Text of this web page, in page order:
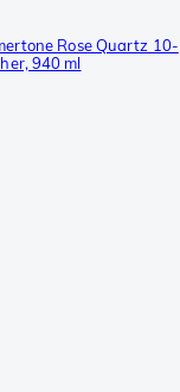
Rose Quartz 10-
940 ml